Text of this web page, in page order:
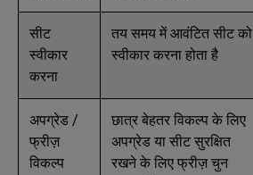
सीट
स्वीकार
करना
तय समय में आवंटित सीट को
स्वीकार करना होता है
अपग्रेड /
फ्रीज़
विकल्प
छात्र बेहतर विकल्प के लिए
अपग्रेड या सीट सुरक्षित
रखने के लिए फ्रीज़ चुन